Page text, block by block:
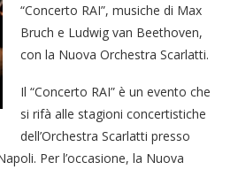
“Concerto RAI”, musiche di Max
Bruch e Ludwig van Beethoven,
con la Nuova Orchestra Scarlatti.
Il “Concerto RAI” è un evento che
si rifà alle stagioni concertistiche
dell’Orchestra Scarlatti presso
Per l’occasione, la Nuova